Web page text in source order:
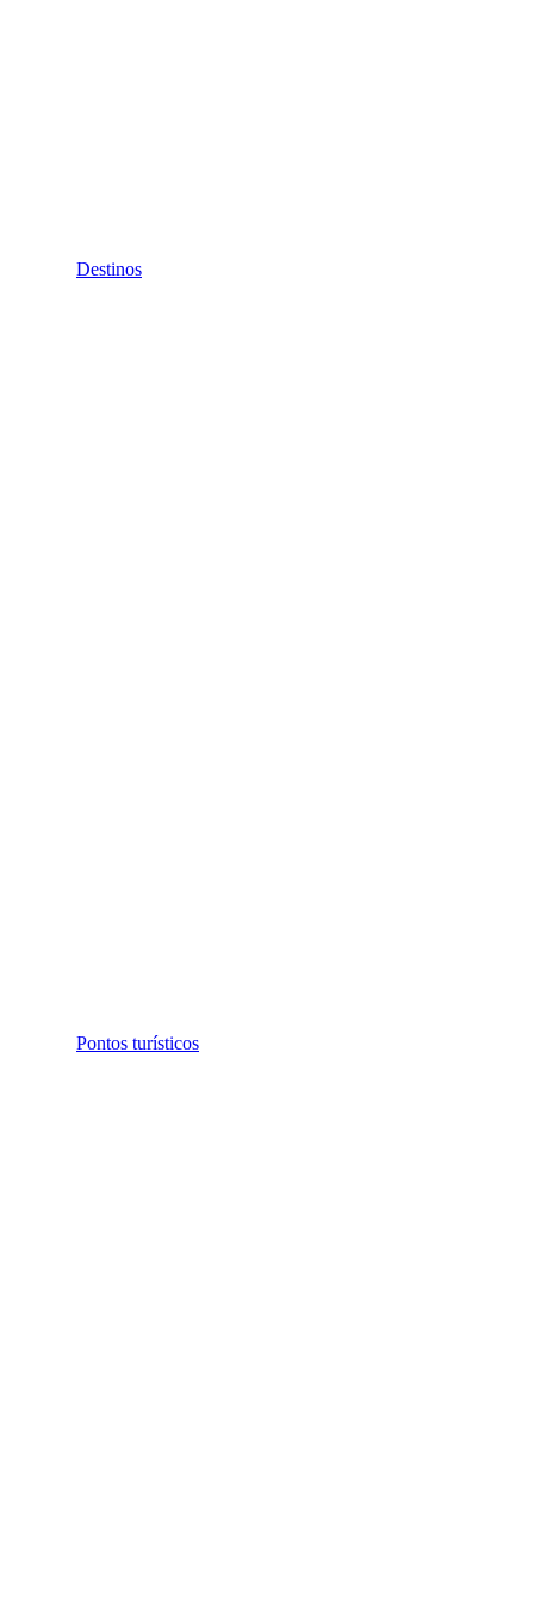
Destinos
Pontos turísticos